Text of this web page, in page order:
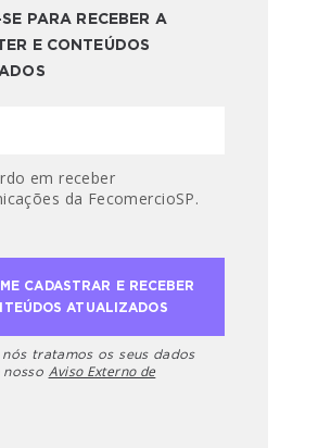
SE PARA RECEBER A
E CONTEÚDOS
em receber
da FecomercioSP.
nós tratamos os seus dados
nosso Aviso Externo de